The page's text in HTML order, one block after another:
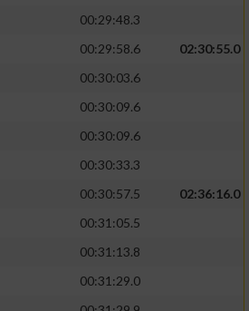
00:29:48.3
00:29:58.6
02:30:55.0
00:30:03.6
00:30:09.6
00:30:09.6
00:30:33.3
00:30:57.5
02:36:16.0
00:31:05.5
00:31:13.8
00:31:29.0